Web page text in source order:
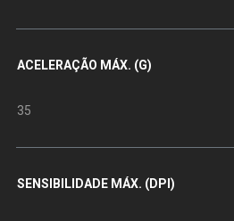
ACELERAÇÃO MÁX. (G)
35
SENSIBILIDADE MÁX. (DPI)